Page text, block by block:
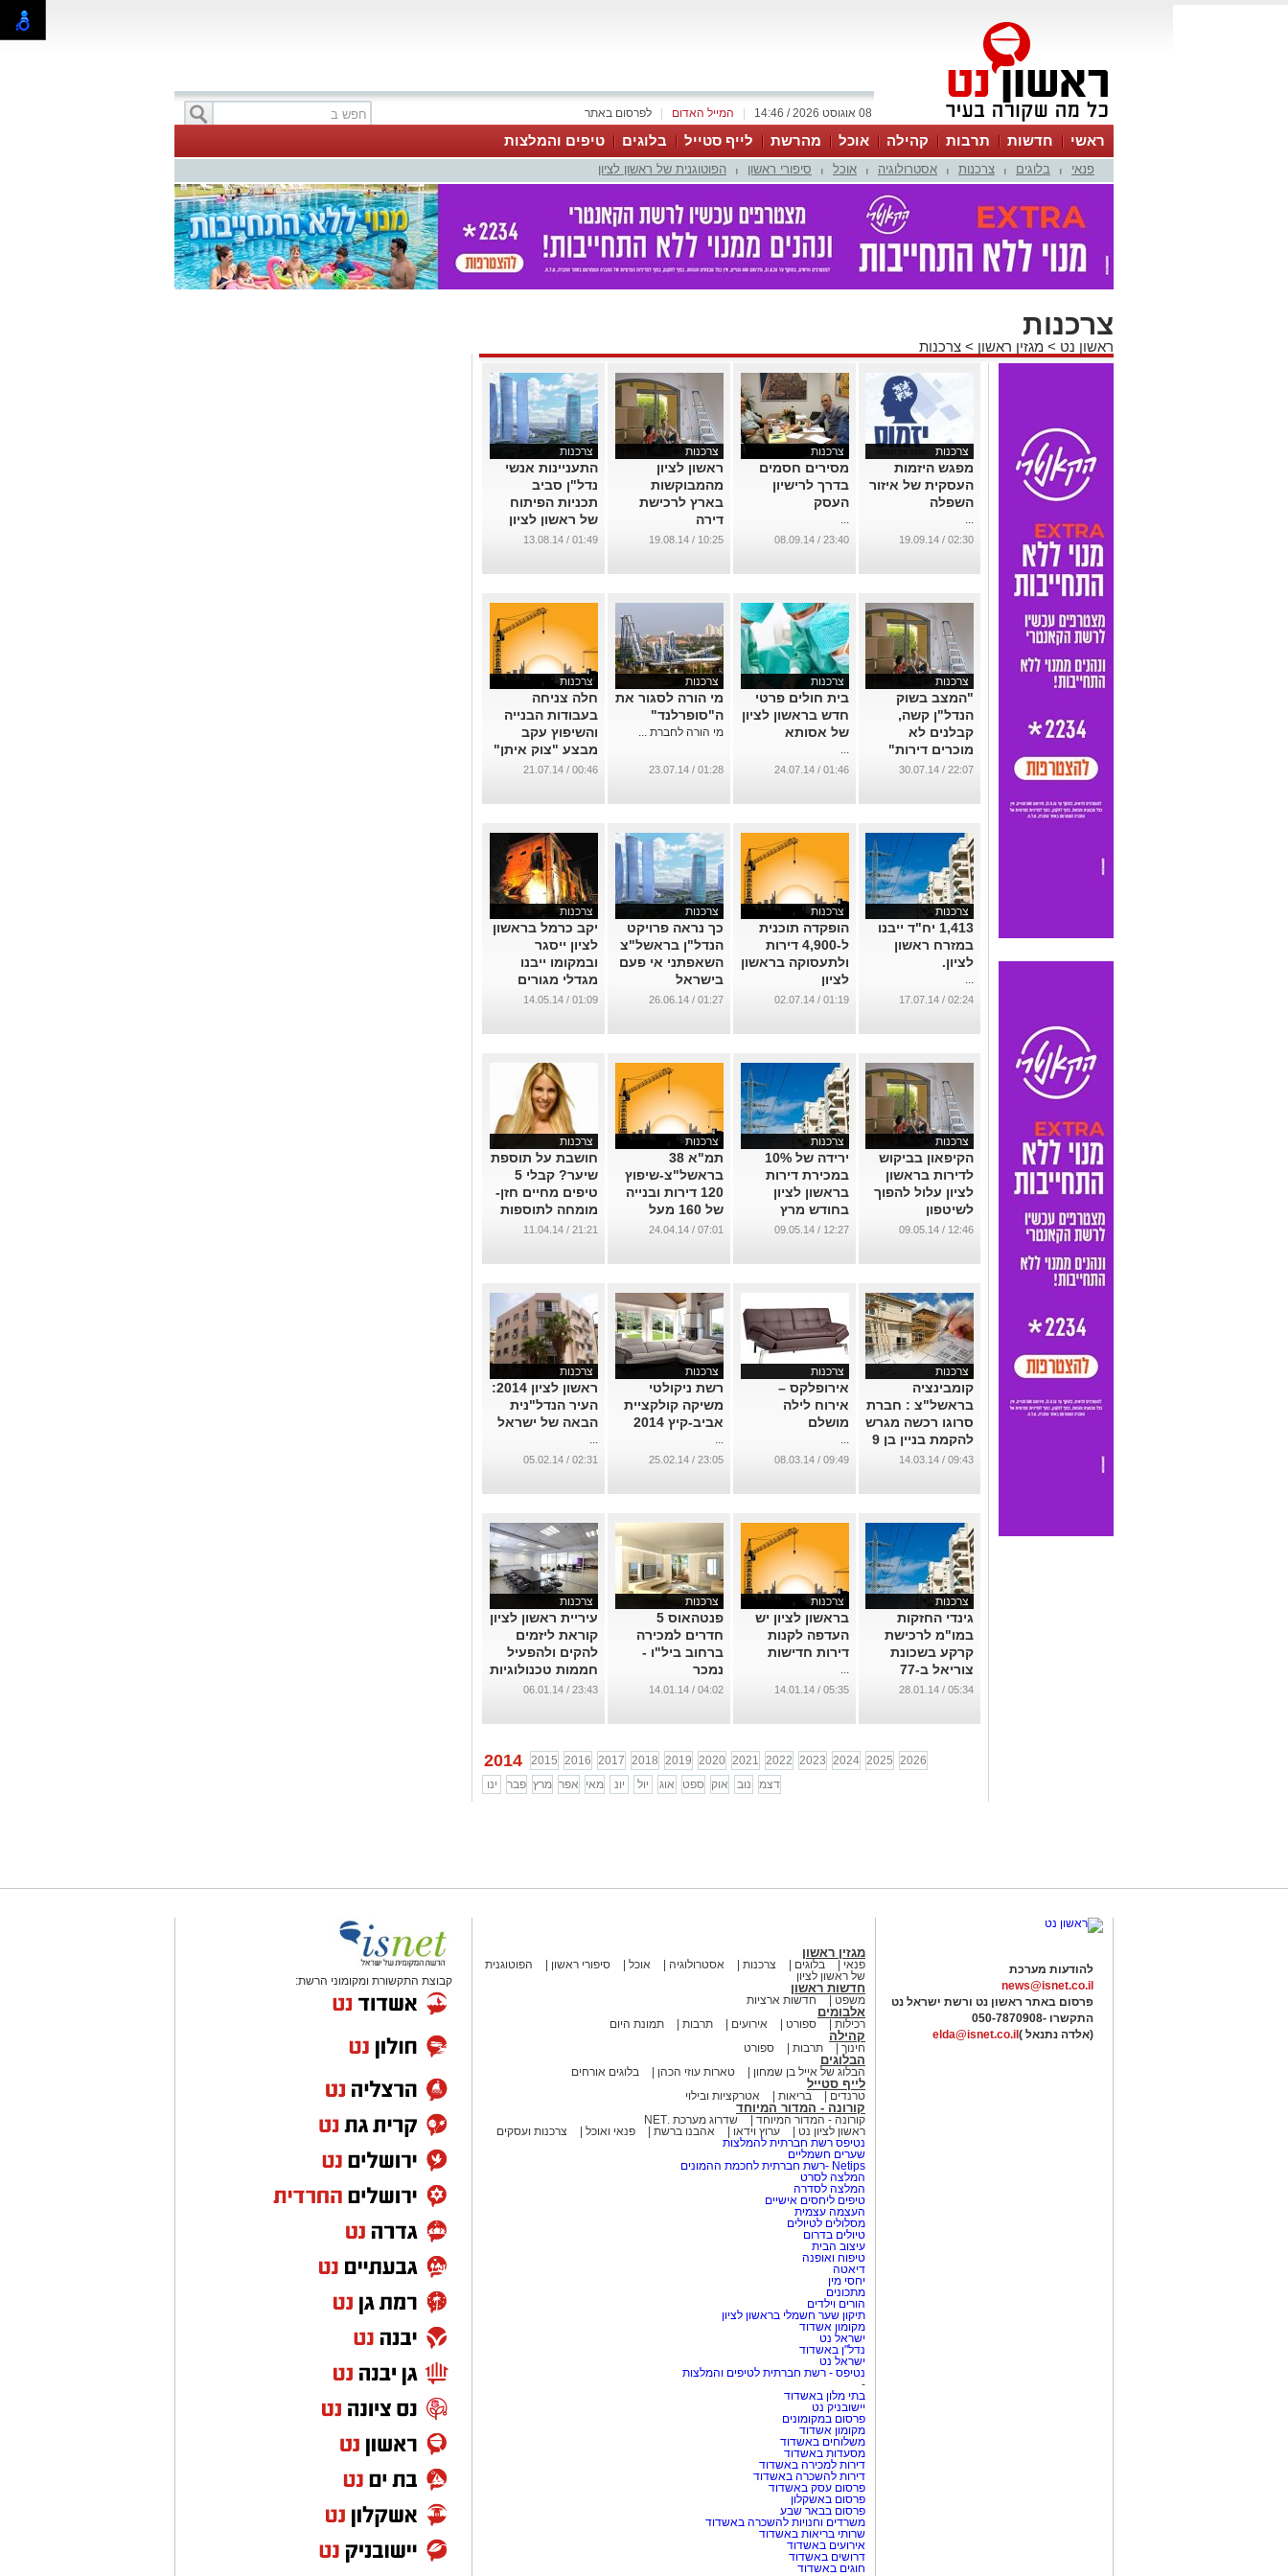
לפרסום באתר המייל האדום 08 אוגוסט 2026 / 14:46
ראשי חדשות תרבות קהילה אוכל מהרשת לייף סטייל בלוגים טיפים והמלצות
פנאי בלוגים צרכנות אסטרולוגיה אוכל סיפורי ראשון הפוטוגנית של ראשון לציון
צרכנות
ראשון נט > מגזין ראשון > צרכנות
צרכנות
מפגש היזמות
העסקית של איזור
השפלה
...
02:30 / 19.09.14
צרכנות
מסירים חסמים
בדרך לרישיון
העסק
...
23:40 / 08.09.14
צרכנות
ראשון לציון
מהמבוקשות
בארץ לרכישת
דירה
...
10:25 / 19.08.14
צרכנות
התעניינות אנשי
נדל"ן סביב
תכניות הפיתוח
של ראשון לציון
...
01:49 / 13.08.14
צרכנות
"המצב בשוק
הנדל"ן קשה,
קבלנים לא
מוכרים דירות"
...
22:07 / 30.07.14
צרכנות
בית חולים פרטי
חדש בראשון לציון
של אסותא
...
01:46 / 24.07.14
צרכנות
מי הורה לסגור את
ה"סופרלנד"
מי הורה לחברת ...
01:28 / 23.07.14
צרכנות
חלה צניחה
בעבודות הבנייה
והשיפוץ עקב
מבצע "צוק איתן"
...
00:46 / 21.07.14
צרכנות
1,413 יח"ד ייבנו
במזרח ראשון
לציון.
...
02:24 / 17.07.14
צרכנות
הופקדה תוכנית
ל-4,900 דירות
ולתעסוקה בראשון
לציון
...
01:19 / 02.07.14
צרכנות
כך נראה פרויקט
הנדל"ן בראשל"צ
השאפתני אי פעם
בישראל
...
01:27 / 26.06.14
צרכנות
יקב כרמל בראשון
לציון ייסגר
ובמקומו ייבנו
מגדלי מגורים
...
01:09 / 14.05.14
צרכנות
הקיפאון בביקוש
לדירות בראשון
לציון עלול להפוך
לשיטפון
...
12:46 / 09.05.14
צרכנות
ירידה של 10%
במכירת דירות
בראשון לציון
בחודש מרץ
...
12:27 / 09.05.14
צרכנות
תמ"א 38
בראשל"צ-שיפוץ
120 דירות ובנייה
של 160 מעל
...
07:01 / 24.04.14
צרכנות
חושבת על תוספת
שיער? קבלי 5
טיפים מחיים חזן-
מומחה לתוספות
שיער Hairdreams
21:21 / 11.04.14
צרכנות
קומבינציה
בראשל"צ : חברת
סרוגו רכשה מגרש
להקמת בניין בן 9
קומות
09:43 / 14.03.14
צרכנות
אירופלקס –
אירוח לילה
מושלם
...
09:49 / 08.03.14
צרכנות
רשת ניקולטי
משיקה קולקציית
אביב-קיץ 2014
...
23:05 / 25.02.14
צרכנות
ראשון לציון 2014:
העיר הנדל"נית
הבאה של ישראל
...
02:31 / 05.02.14
צרכנות
גינדי החזקות
במו"מ לרכישת
קרקע בשכונת
צוריאל ב-77
מיליון ש'
05:34 / 28.01.14
צרכנות
בראשון לציון יש
העדפה לקנות
דירות חדישות
...
05:35 / 14.01.14
צרכנות
פנטהאוס 5
חדרים למכירה
ברחוב ביל"ו -
נמכר
...
04:02 / 14.01.14
צרכנות
עיריית ראשון לציון
קוראת ליזמים
להקים ולהפעיל
חממות טכנולוגיות
...
23:43 / 06.01.14
2014 2015 2016 2017 2018 2019 2020 2021 2022 2023 2024 2025 2026
ינו
פבר מרץ אפר מאי יונ יול אוג ספט אוק נוב דצמ
להודעות מערכת
news@isnet.co.il
פרסום באתר ראשון נט ורשת ישראל נט
התקשרו -050-7870908
(אלדה נתנאל ) elda@isnet.co.il
מגזין ראשון
פנאי בלוגים צרכנות אסטרולוגיה אוכל סיפורי ראשון
הפוטוגנית
של ראשון לציון
חדשות ראשון
משפט חדשות ארציות
אלבומים
רכילות ספורט אירועים תרבות תמונת היום
קהילה
חינוך תרבות ספורט
הבלוגים
הבלוג של אייל בן שמחון טארות עוזי הכהן בלוגים אורחים
לייף סטייל
טרנדים בריאות אטרקציות ובילוי
קורונה - המדור המיוחד
קורונה - המדור המיוחד
שדרוג מערכת .NET
ראשון לציון נט
ערוץ וידאו אהבנו ברשת פנאי ואוכל
צרכנות ועסקים
נטיפס רשת חברתית להמלצות
שערים חשמליים
Netips -רשת חברתית לחכמת ההמונים
המלצה לסרט
המלצה לסדרה
טיפים ליחסים אישיים
העצמה עצמית
מסלולים לטיולים
טיולים בדרום
עיצוב הבית
טיפוח ואופנה
דיאטה
יחסי מין
מתכונים
הורים וילדים
תיקון שער חשמלי בראשון לציון
מקומון אשדוד
ישראל נט
נדל"ן באשדוד
ישראל נט
נטיפס - רשת חברתית לטיפים והמלצות
-
בתי מלון באשדוד
יישובניק נט
פרסום במקומונים
מקומון אשדוד
משלוחים באשדוד
מסעדות באשדוד
דירות למכירה באשדוד
דירות להשכרה באשדוד
פרסום עסק באשדוד
פרסום באשקלון
פרסום בבאר שבע
משרדים וחנויות להשכרה באשדוד
שרותי בריאות באשדוד
אירועים באשדוד
דרושים באשדוד
חוגים באשדוד
קבוצת התקשורת ומקומוני הרשת: